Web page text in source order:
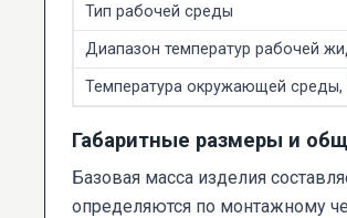
Тип рабочей среды
Диапазон температур рабочей
Температура окружающей среды,
Габаритные размеры и
Базовая масса изделия
определяются по монтажному